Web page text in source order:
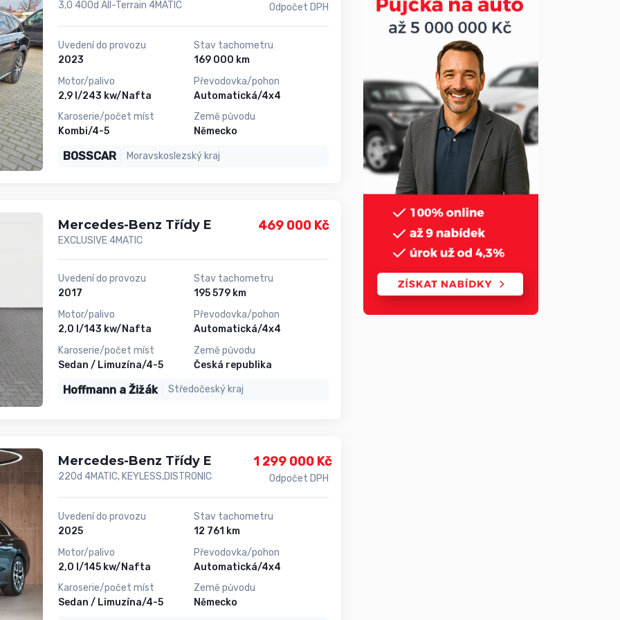
3,0 400d All-Terrain 4MATIC Odpočet DPH
Uvedení do provozu
2023
Motor/palivo
2,9 l/243 kw/Nafta
Karoserie/počet míst
Kombi/4-5
Stav tachometru
169 000 km
Převodovka/pohon
Automatická/4x4
Země původu
Německo
BOSSCAR Moravskoslezský kraj
Mercedes-Benz Třídy E
EXCLUSIVE 4MATIC
469 000 Kč
Uvedení do provozu
2017
Motor/palivo
2,0 l/143 kw/Nafta
Karoserie/počet míst
Sedan / Limuzína/4-5
Stav tachometru
195 579 km
Převodovka/pohon
Automatická/4x4
Země původu
Česká republika
Hoffmann a Žižák Středočeský kraj
Mercedes-Benz Třídy E
220d 4MATIC, KEYLESS,DISTRONIC
1 299 000 Kč
Odpočet DPH
Uvedení do provozu
2025
Motor/palivo
2,0 l/145 kw/Nafta
Karoserie/počet míst
Sedan / Limuzína/4-5
Stav tachometru
12 761 km
Převodovka/pohon
Automatická/4x4
Země původu
Německo